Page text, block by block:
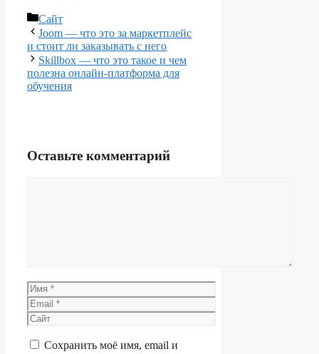
Рубрики
Сайт
Joom — что это за маркетплейс
и стоит ли заказывать с него
Skillbox — что это такое и чем
полезна онлайн-платформа для
обучения
Оставьте комментарий
Имя
Email
Сайт
Сохранить моё имя, email и